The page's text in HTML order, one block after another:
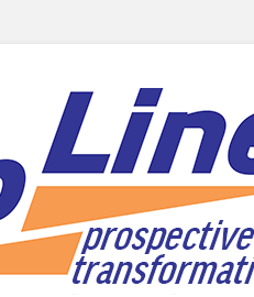
par Marc de Basquiat